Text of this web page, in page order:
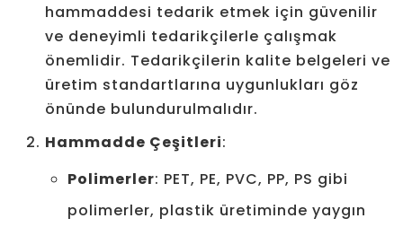
hammaddesi tedarik etmek için güvenilir
ve deneyimli tedarikçilerle çalışmak
önemlidir. Tedarikçilerin kalite belgeleri ve
üretim standartlarına uygunlukları göz
önünde bulundurulmalıdır.
Hammadde Çeşitleri:
Polimerler: PET, PE, PVC, PP, PS gibi
polimerler, plastik üretiminde yaygın